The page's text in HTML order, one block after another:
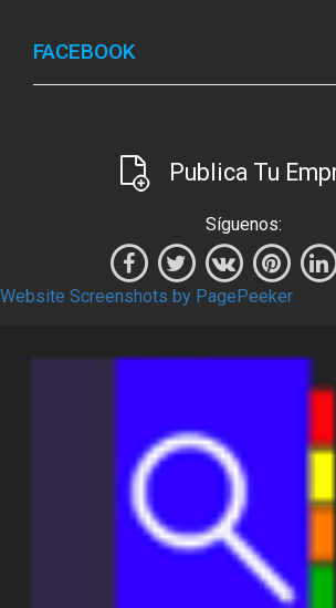
FACEBOOK
Publica Tu
Síguenos:
Website Screenshots by PagePeeker